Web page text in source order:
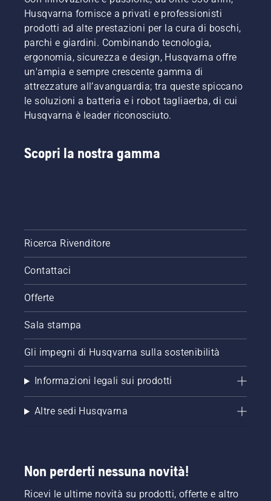
Husqvarna fornisce a privati e professionisti
prodotti ad alte prestazioni per la cura di boschi,
parchi e giardini. Combinando tecnologia,
ergonomia, sicurezza e design, Husqvarna offre
un'ampia e sempre crescente gamma di
attrezzature all’avanguardia; tra queste spiccano
le soluzioni a batteria e i robot tagliaerba, di cui
Husqvarna è leader riconosciuto.
Scopri la nostra gamma
Ricerca Rivenditore
Contattaci
Offerte
Sala stampa
Gli impegni di Husqvarna sulla sostenibilità
Informazioni legali sui prodotti
Altre sedi Husqvarna
Non perderti nessuna novità!
Ricevi le ultime novità su prodotti, offerte e altro